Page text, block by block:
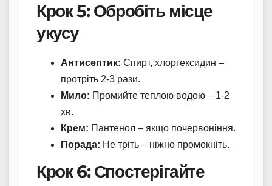
Крок 5: Обробіть місце
укусу
Антисептик: Спирт, хлоргексидин –
протріть 2-3 рази.
Мило: Промийте теплою водою – 1-2
хв.
Крем: Пантенол – якщо почервоніння.
Порада: Не тріть – ніжно промокніть.
Крок 6: Спостерігайте